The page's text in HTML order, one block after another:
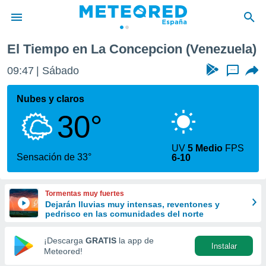
de
por
que se
calidad.
a este
las
y
forma
digital
basada
El Tiempo en La Concepcion (Venezuela)
09:47 Sábado ...
Nubes y claros
30°
Sensación de 33°
UV5 Medio FPS
6-10
Tormentas muy fuertes
Dejarán lluvias muy intensas, reventones y
pedrisco en las comunidades del norte
¡Descarga GRATIS la app de
Meteored!
Instalar